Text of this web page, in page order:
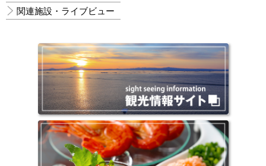
関連施設・ライブビュー